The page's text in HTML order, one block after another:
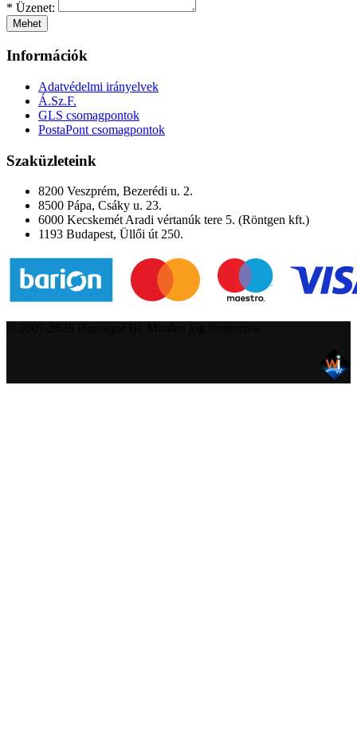
* Üzenet:
Mehet
Információk
Adatvédelmi irányelvek
Á.Sz.F.
GLS csomagpontok
PostaPont csomagpontok
Szaküzleteink
8200 Veszprém, Bezerédi u. 2.
8500 Pápa, Csáky u. 23.
6000 Kecskemét Aradi vértanúk tere 5. (Röntgen kft.)
1193 Budapest, Üllői út 250.